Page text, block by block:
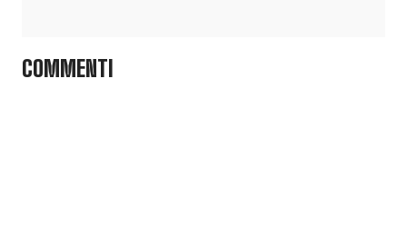
COMMENTI